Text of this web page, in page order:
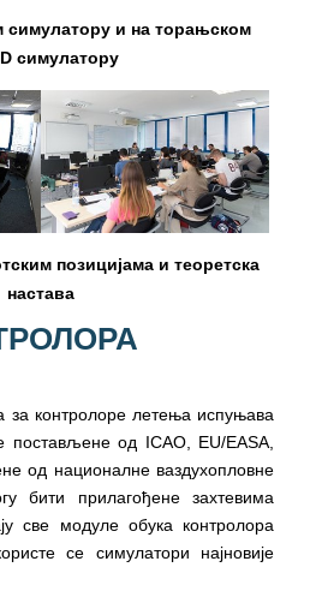
симулатору и на торањском
симулатору
позицијама и теоретска
настава
за контролоре летења испуњава
постављене од ICAO, ЕU/ЕАSA,
од националне ваздухопловне
бити прилагођене захтевима
све модуле обука контролора
се симулатори најновије